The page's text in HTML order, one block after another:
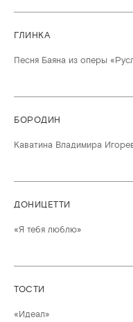
ГЛИНКА
Песня Баяна из оперы
БОРОДИН
Каватина Владимира
ДОНИЦЕТТИ
«Я тебя люблю»
ТОСТИ
«Идеал»